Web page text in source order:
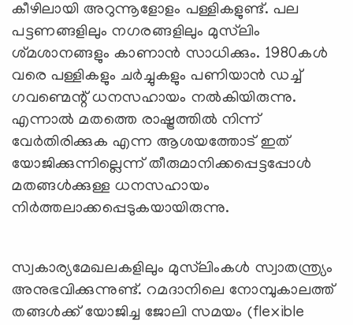
കീഴിലായി അറുന്നൂളോളം പള്ളികളുണ്ട്. പല
പട്ടണങ്ങളിലും നഗരങ്ങളിലും മുസ്‍ലിം
ശ്‌മശാനങ്ങളും കാണാൻ സാധിക്കും. 1980കൾ
വരെ പള്ളികളും ചർച്ചുകളും പണിയാൻ ഡച്ച്
ഗവണ്മെന്റ് ധനസഹായം നൽകിയിരുന്നു.
എന്നാൽ മതത്തെ രാഷ്ട്രത്തിൽ നിന്ന്
വേർതിരിക്കുക എന്ന ആശയത്തോട് ഇത്
യോജിക്കുന്നില്ലെന്ന് തീരുമാനിക്കപ്പെട്ടപ്പോൾ
മതങ്ങൾക്കുള്ള ധനസഹായം
നിര്‍ത്തലാക്കപ്പെടുകയായിരുന്നു.
സ്വകാര്യമേഖലകളിലും മുസ്‍ലിംകൾ സ്വാതന്ത്ര്യം
അനുഭവിക്കുന്നുണ്ട്. റമദാനിലെ നോമ്പുകാലത്ത്
തങ്ങൾക്ക് യോജിച്ച ജോലി സമയം (flexible